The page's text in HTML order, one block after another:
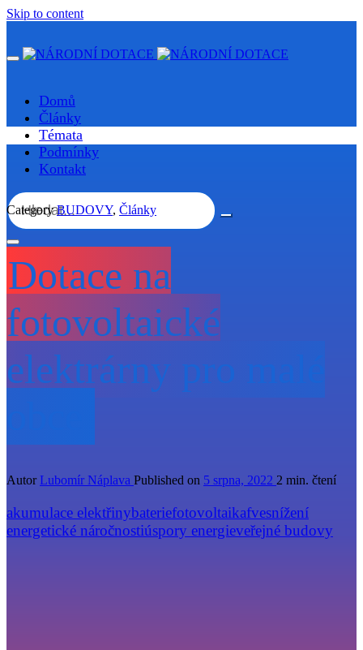
Skip to content
Domů
Články
Témata
Podmínky
Kontakt
Category BUDOVY, Články
Dotace na
fotovoltaické
elektrárny pro malé
Autor Lubomír Náplava Published on 5 srpna, 2022 2 min. čtení
akumulace elektřinybateriefotovoltaikafvesnížení
energetické náročnostiúspory energieveřejné budovy